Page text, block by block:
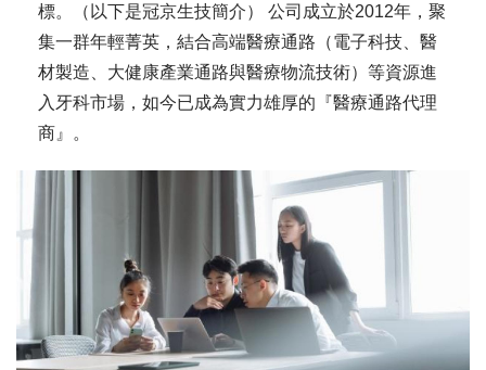
標。（以下是冠京生技簡介） 公司成立於2012年，聚
集一群年輕菁英，結合高端醫療通路（電子科技、醫
材製造、大健康產業通路與醫療物流技術）等資源進
入牙科市場，如今已成為實力雄厚的『醫療通路代理
商』。